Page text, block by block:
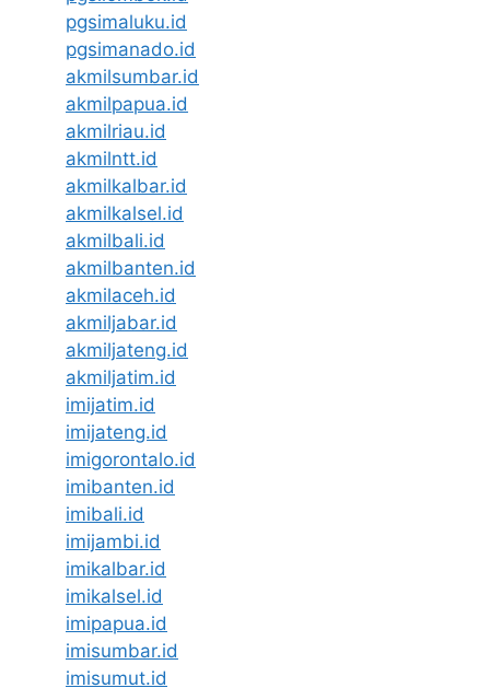
pgsimaluku.id
pgsimanado.id
akmilsumbar.id
akmilpapua.id
akmilriau.id
akmilntt.id
akmilkalbar.id
akmilkalsel.id
akmilbali.id
akmilbanten.id
akmilaceh.id
akmiljabar.id
akmiljateng.id
akmiljatim.id
imijatim.id
imijateng.id
imigorontalo.id
imibanten.id
imibali.id
imijambi.id
imikalbar.id
imikalsel.id
imipapua.id
imisumbar.id
imisumut.id